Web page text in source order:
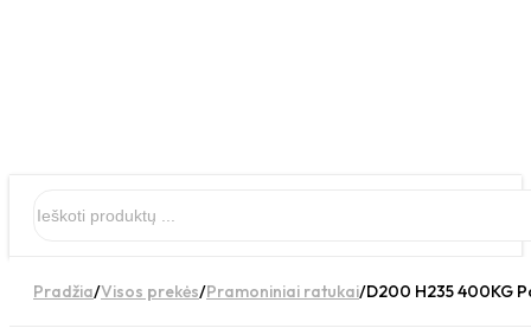
Pradžia/Visos prekės/Pramoniniai ratukai/D200 H235 400KG